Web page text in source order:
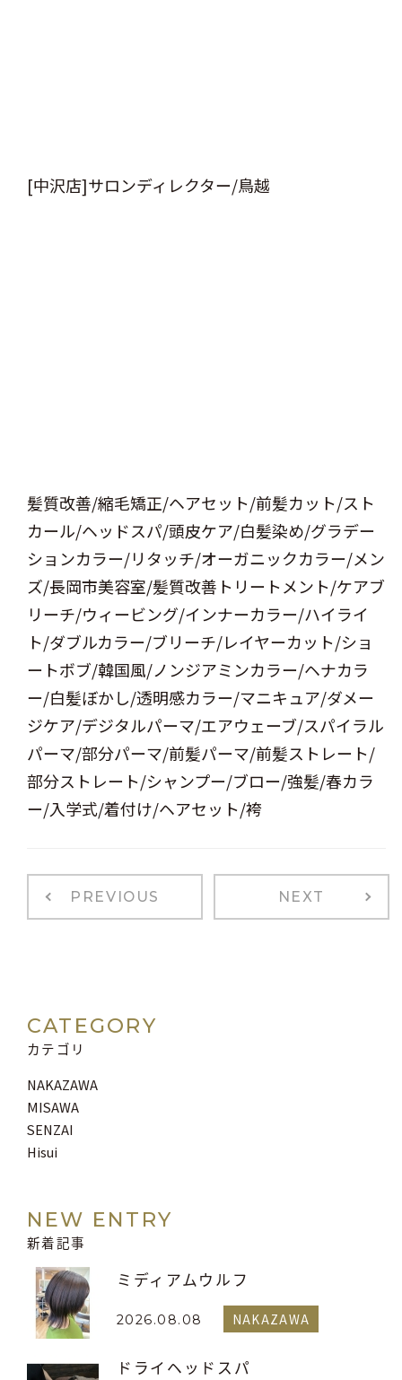
[中沢店]サロンディレクター/鳥越
髪質改善/縮毛矯正/ヘアセット/前髪カット/スト
カール/ヘッドスパ/頭皮ケア/白髪染め/グラデー
ションカラー/リタッチ/オーガニックカラー/メン
ズ/長岡市美容室/髪質改善トリートメント/ケアブ
リーチ/ウィービング/インナーカラー/ハイライ
ト/ダブルカラー/ブリーチ/レイヤーカット/ショ
ートボブ/韓国風/ノンジアミンカラー/ヘナカラ
ー/白髪ぼかし/透明感カラー/マニキュア/ダメー
ジケア/デジタルパーマ/エアウェーブ/スパイラル
パーマ/部分パーマ/前髪パーマ/前髪ストレート/
部分ストレート/シャンプー/ブロー/強髪/春カラ
ー/入学式/着付け/ヘアセット/袴
PREVIOUS NEXT
CATEGORY
カテゴリ
NAKAZAWA
MISAWA
SENZAI
Hisui
NEW ENTRY
新着記事
ミディアムウルフ
2026.08.08 NAKAZAWA
ドライヘッドスパ